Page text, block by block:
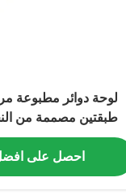
لوحة دوائر مطبوعة
أونصة مما يوفر
في الإشارةاحصل على